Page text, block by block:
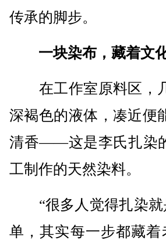
传承的脚步。
一块染布，藏着文
在工作室原料区，
深褐色的液体，凑近便
清香——这是李氏扎染
工制作的天然染料。
“很多人觉得扎染就
单，其实每一步都藏